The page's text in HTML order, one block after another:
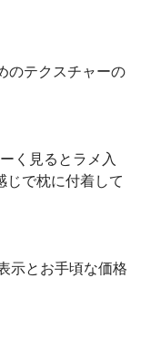
のテクスチャーの
く見るとラメ入
じで枕に付着して
示とお手頃な価格